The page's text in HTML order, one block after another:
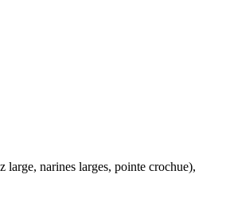
large, narines larges, pointe crochue),